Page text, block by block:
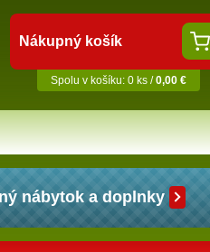
Nákupný košík
Spolu v košíku: 0 ks /0,00 €
nábytok a doplnky